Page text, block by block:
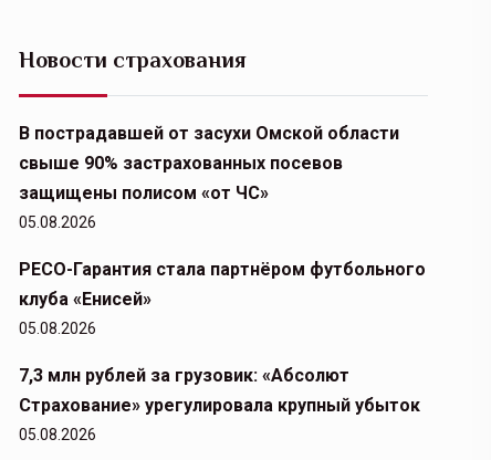
Новости страхования
В пострадавшей от засухи Омской области
свыше 90% застрахованных посевов
защищены полисом «от ЧС»
05.08.2026
РЕСО-Гарантия стала партнёром футбольного
клуба «Енисей»
05.08.2026
7,3 млн рублей за грузовик: «Абсолют
Страхование» урегулировала крупный убыток
05.08.2026